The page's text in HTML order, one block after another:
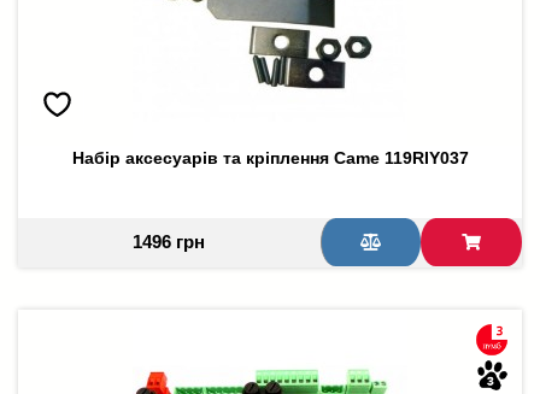
Набір аксесуарів та кріплення Came 119RIY037
1496 грн